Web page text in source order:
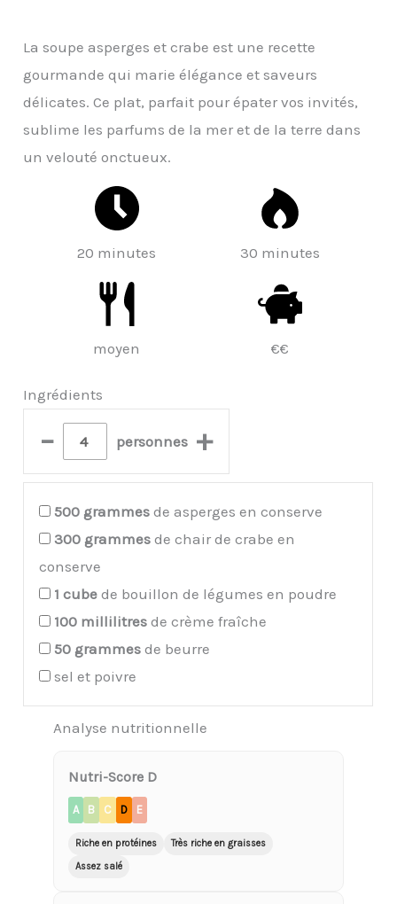
La soupe asperges et crabe est une recette
gourmande qui marie élégance et saveurs
délicates. Ce plat, parfait pour épater vos invités,
sublime les parfums de la mer et de la terre dans
un velouté onctueux.
20 minutes 30 minutes
moyen €€
Ingrédients
– personnes +
500 grammes de asperges en conserve
300 grammes de chair de crabe en
conserve
1 cube de bouillon de légumes en poudre
100 millilitres de crème fraîche
50 grammes de beurre
sel et poivre
Analyse nutritionnelle
Nutri-Score D
A B C D E
Riche en protéines
Très riche en graisses
Assez salé